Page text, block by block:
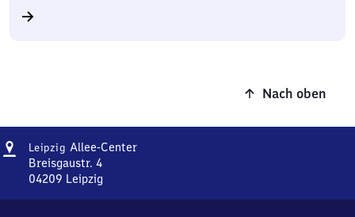
Nach oben
Adresse
Leipzig Allee-CenterLeipzig
Breisgaustr. 4
04209 Leipzig